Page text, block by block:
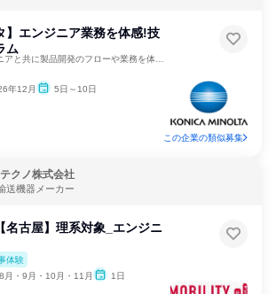
】エンジニア業務を体感!技
ム
年12月 5日～10日
この企業の類似募集
クノ株式会社
送機器メーカー
名古屋】理系対象_エンジニ
体験
月・9月・10月・11月 1日